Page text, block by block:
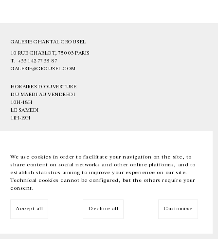
We use cookies in order to facilitate your navigation on the site, to
share content on social networks and other online platforms, and to
establish statistics aiming to improve your experience on our site.
Technical cookies cannot be configured, but the others require your
consent.
Accept all Decline all Customize
GALERIE CHANTAL CROUSEL
10 RUE CHARLOT, 75003 PARIS
T. +33 1 42 77 38 87
GALERIE@CROUSEL.COM
HORAIRES D'OUVERTURE
DU MARDI AU VENDREDI
10H-18H
LE SAMEDI
11H-19H
EN FR 中文 Facebook Instagram
Inscrivez-vous à notre newsletter